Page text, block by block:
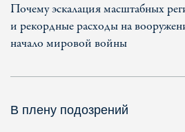
Почему эскалация масштабных
и рекордные расходы на
начало мировой войны
В плену подозрений